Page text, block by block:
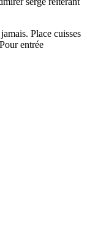
Place cuisses
entrée